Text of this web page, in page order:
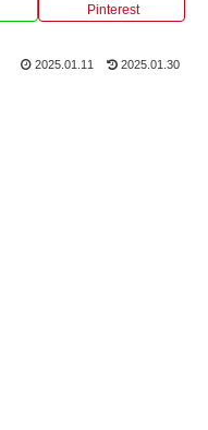
Pinterest
2025.01.11 2025.01.30